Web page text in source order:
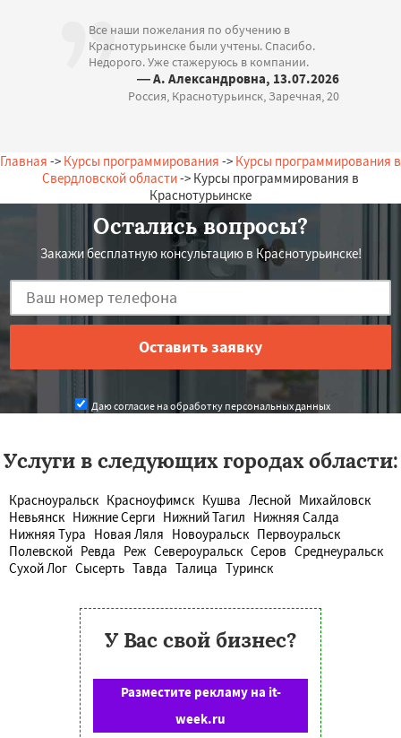
Все наши пожелания по обучению в
Краснотурьинске были учтены. Спасибо.
Недорого. Уже стажеруюсь в компании.
— А. Александровна, 13.07.2026
Россия, Краснотурьинск, Заречная, 20
Главная -> Курсы программирования -> Курсы программирования в
Свердловской области-> Курсы программирования в
Краснотурьинске
Остались вопросы?
Закажи бесплатную консультацию в Краснотурьинске!
Даю согласие на обработку персональных данных
Услуги в следующих городах области:
Красноуральск Красноуфимск Кушва Лесной Михайловск
Невьянск Нижние Серги Нижний Тагил Нижняя Салда
Нижняя Тура Новая Ляля Новоуральск Первоуральск
Полевской Ревда Реж Североуральск Серов Среднеуральск
Сухой Лог Сысерть Тавда Талица Туринск
У Вас свой бизнес?
Разместите рекламу на it-
week.ru